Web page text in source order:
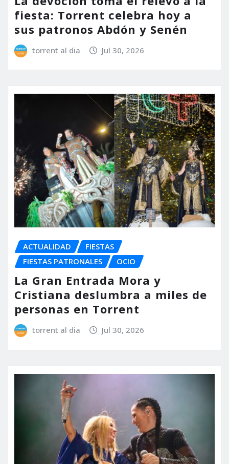
fiesta: Torrent celebra hoy a
sus patronos Abdón y Senén
torrent al dia Jul 30, 2026
ACTUALIDAD
FIESTAS
FIESTAS PATRONALES
OCIO
La Gran Entrada Mora y
Cristiana deslumbra a miles de
personas en Torrent
torrent al dia Jul 30, 2026